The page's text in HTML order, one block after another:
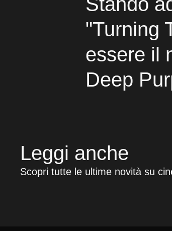
"Turning
essere il
Deep
Leggi anche
Scopri tutte le ultime novità su